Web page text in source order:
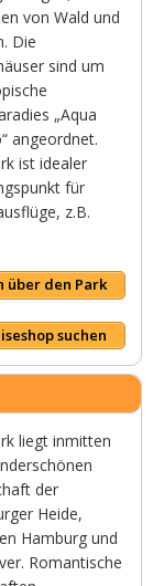
von Wald und
Die
sind um
„Aqua
angeordnet.
ist idealer
für
z.B.
über den Park
suchen
liegt inmitten
der
Heide,
Hamburg und
Romantische